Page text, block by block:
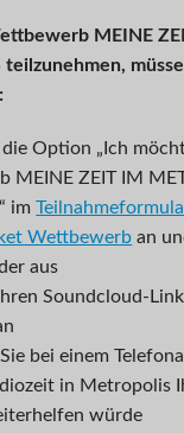
MEINE
teilzunehmen,
die Option „Ich
MEINE ZEIT IM
im
Wettbewerb an
aus
Soundcloud-
bei einem
in Metropolis
würde